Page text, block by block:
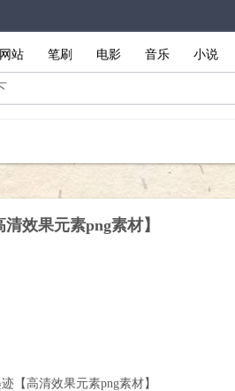
网站 笔刷 电影 音乐 小说
效果元素png素材】
【高清效果元素png素材】